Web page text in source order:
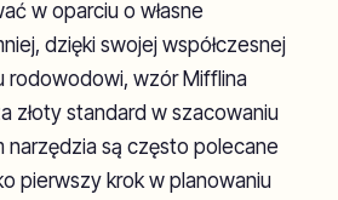
w oparciu o własne
dzięki swojej współczesnej
rodowodowi, wzór Mifflina
złoty standard w szacowaniu
narzędzia są często polecane
pierwszy krok w planowaniu